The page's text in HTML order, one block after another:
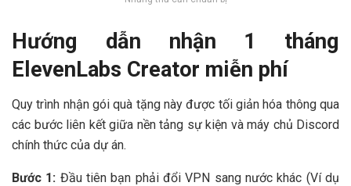
Hướng dẫn nhận 1 tháng
ElevenLabs Creator miễn phí
Quy trình nhận gói quà tặng này được tối giản hóa thông qua
các bước liên kết giữa nền tảng sự kiện và máy chủ Discord
chính thức của dự án.
Bước 1: Đầu tiên bạn phải đổi VPN sang nước khác (Ví dụ